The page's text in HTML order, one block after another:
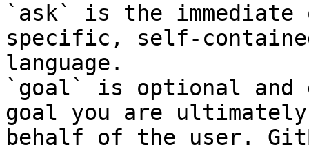
`ask` is the
specific, self-
language.
`goal` is optional and
goal you are
behalf of the user.